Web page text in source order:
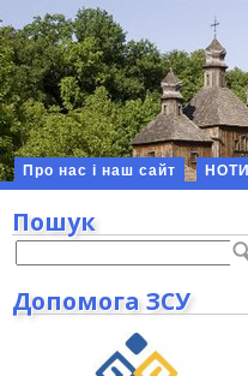
Про нас і наш сайт НОТИ
Пошук
Допомога ЗСУ